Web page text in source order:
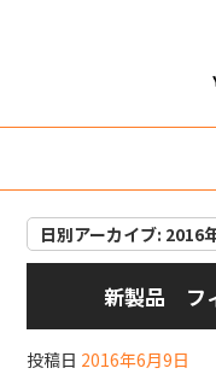
日別アーカイブ: 2016
新製品 フ
投稿日 2016年6月9日